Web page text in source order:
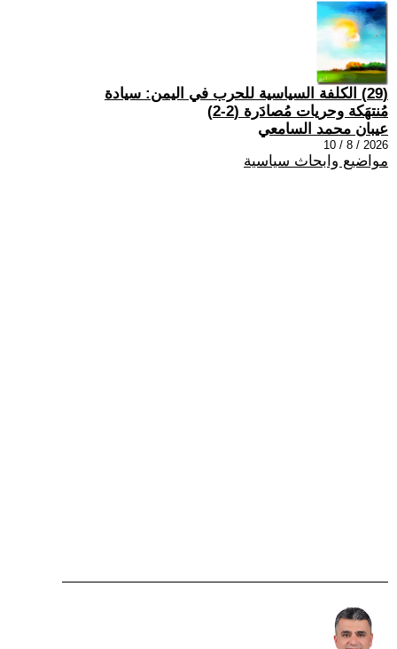
(29) الكلفة السياسية للحرب في اليمن: سيادة
مُنتهَكة وحريات مُصادَرة (2-2)
عيبان محمد السامعي
2026 / 8 / 10
مواضيع وابحاث سياسية